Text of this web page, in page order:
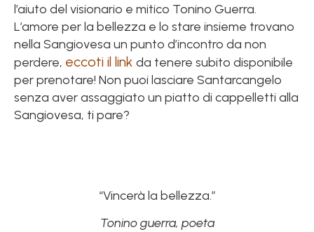
l’aiuto del visionario e mitico Tonino Guerra.
L’amore per la bellezza e lo stare insieme trovano
nella Sangiovesa un punto d’incontro da non
perdere, eccoti il link da tenere subito disponibile
per prenotare! Non puoi lasciare Santarcangelo
senza aver assaggiato un piatto di cappelletti alla
Sangiovesa, ti pare?
“Vincerà la bellezza.”
Tonino guerra, poeta